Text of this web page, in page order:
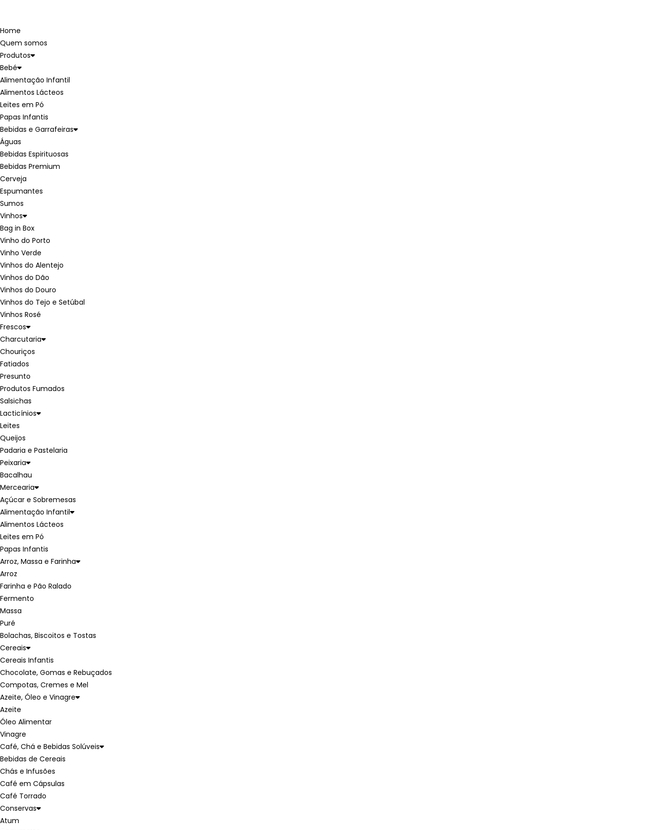
Home
Quem somos
Produtos
Bebé
Alimentação Infantil
Alimentos Lácteos
Leites em Pó
Papas Infantis
Bebidas e Garrafeiras
Águas
Bebidas Espirituosas
Bebidas Premium
Cerveja
Espumantes
Sumos
Vinhos
Bag in Box
Vinho do Porto
Vinho Verde
Vinhos do Alentejo
Vinhos do Dão
Vinhos do Douro
Vinhos do Tejo e Setúbal
Vinhos Rosé
Frescos
Charcutaria
Chouriços
Fatiados
Presunto
Produtos Fumados
Salsichas
Lacticínios
Leites
Queijos
Padaria e Pastelaria
Peixaria
Bacalhau
Mercearia
Açúcar e Sobremesas
Alimentação Infantil
Alimentos Lácteos
Leites em Pó
Papas Infantis
Arroz, Massa e Farinha
Arroz
Farinha e Pão Ralado
Fermento
Massa
Puré
Bolachas, Biscoitos e Tostas
Cereais
Cereais Infantis
Chocolate, Gomas e Rebuçados
Compotas, Cremes e Mel
Azeite, Óleo e Vinagre
Azeite
Óleo Alimentar
Vinagre
Café, Chá e Bebidas Solúveis
Bebidas de Cereais
Chás e Infusões
Café em Cápsulas
Café Torrado
Conservas
Atum